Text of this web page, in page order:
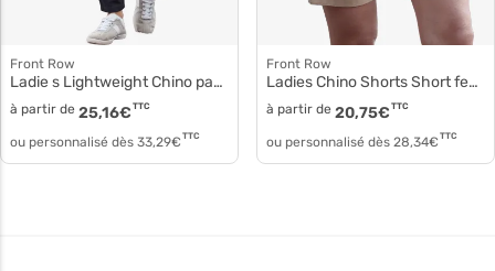
Front Row
Ladie s Lightweight Chino pantalon femme fr622
à partir de 25,16€ TTC
ou personnalisé dès 33,29€ TTC
Front Row
Ladies Chino Shorts Short femme fr606
à partir de 20,75€ TTC
ou personnalisé dès 28,34€ TTC